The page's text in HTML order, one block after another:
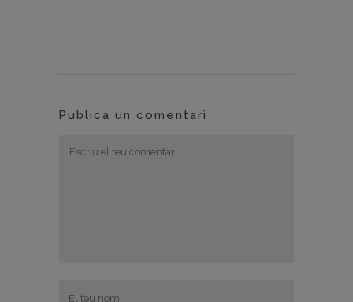
Publica un comentari